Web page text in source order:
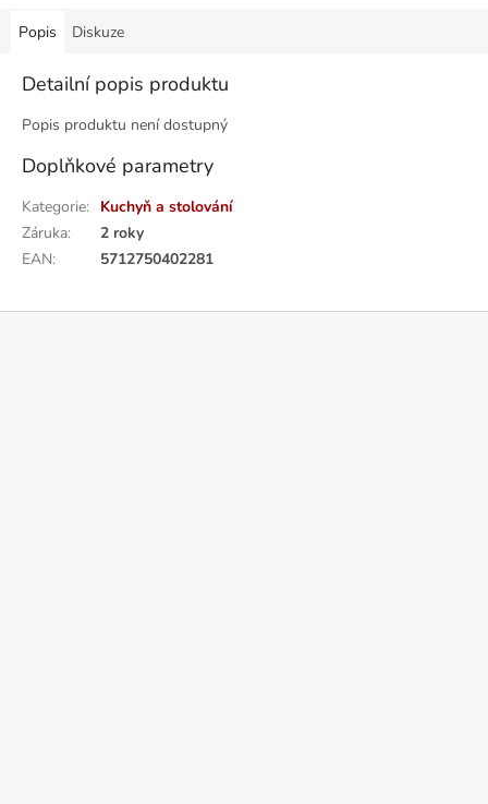
Popis Diskuze
Detailní popis produktu
Popis produktu není dostupný
Doplňkové parametry
Kategorie: Kuchyň a stolování
Záruka:
2 roky
EAN: 5712750402281
Z